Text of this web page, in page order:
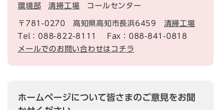
環境部 清掃工場 コールセンター
〒781-0270 高知県高知市長浜6459 清掃工場
Tel：088-822-8111
Fax：088-841-0818
メールでのお問い合わせはコチラ
ホームページについて皆さまのご意見をお聞